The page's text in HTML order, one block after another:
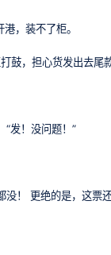
，装不了柜。
，担心货发出去尾
发！没问题！”
！ 更绝的是，这票还